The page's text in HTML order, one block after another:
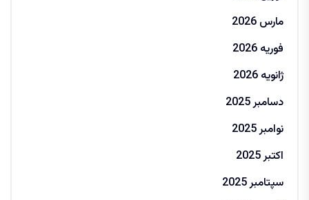
مارس 2026
فوریه 2026
ژانویه 2026
دسامبر 2025
نوامبر 2025
اکتبر 2025
سپتامبر 2025